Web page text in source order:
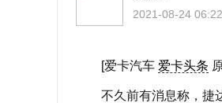
2021-08-24
[爱卡汽车 爱卡头条
不久前有消息称，捷达